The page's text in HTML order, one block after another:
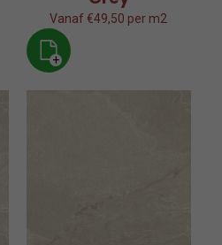
Vanaf €49,50 per m2
+